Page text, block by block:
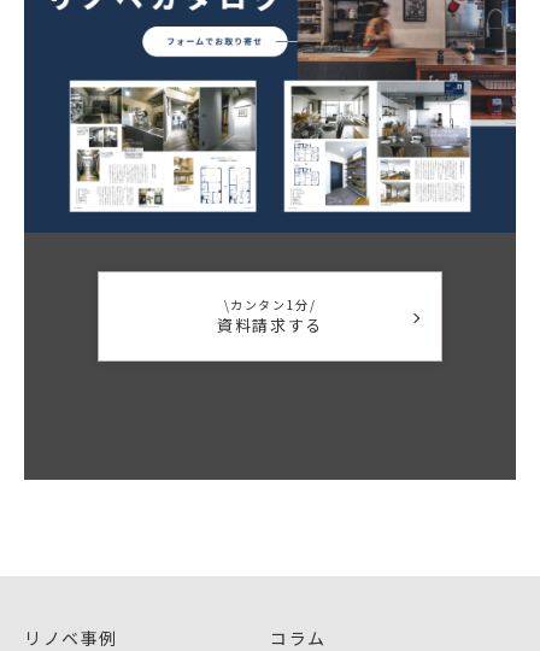
\カンタン1分/
資料請求する
リノベ事例 コラム